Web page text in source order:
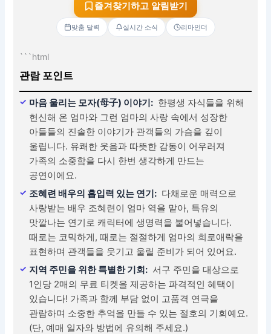
즐겨찾기하고 알림받기
맞춤 달력 실시간 소식 리마인더
```html
관람 포인트
마음 울리는 모자(母子) 이야기: 한평생 자식들을 위해
헌신해 온 엄마와 그런 엄마의 사랑 속에서 성장한
아들들의 진솔한 이야기가 관객들의 가슴을 깊이
울립니다. 유쾌한 웃음과 따뜻한 감동이 어우러져
가족의 소중함을 다시 한번 생각하게 만드는
공연이에요.
조혜련 배우의 흡입력 있는 연기: 다채로운 매력으로
사랑받는 배우 조혜련이 엄마 역을 맡아, 특유의
맛깔나는 연기로 캐릭터에 생명력을 불어넣습니다.
때로는 코믹하게, 때로는 절절하게 엄마의 희로애락을
표현하며 관객들을 웃기고 울릴 준비가 되어 있어요.
지역 주민을 위한 특별한 기회: 서구 주민을 대상으로
1인당 2매의 무료 티켓을 제공하는 파격적인 혜택이
있습니다! 가족과 함께 부담 없이 고품격 연극을
관람하며 소중한 추억을 만들 수 있는 절호의 기회예요.
(단, 예매 일자와 방법에 유의해 주세요.)